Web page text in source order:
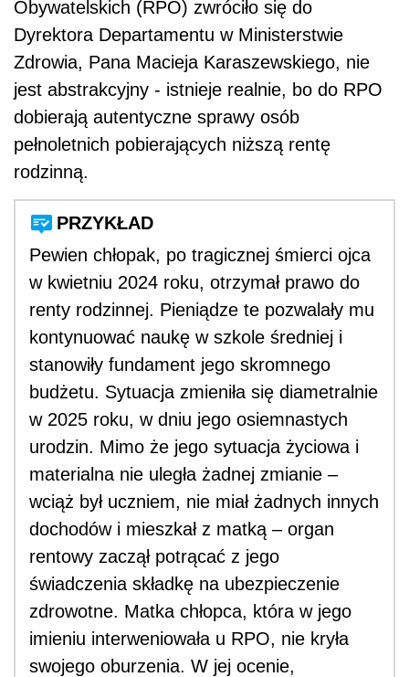
Obywatelskich (RPO) zwróciło się do
Dyrektora Departamentu w Ministerstwie
Zdrowia, Pana Macieja Karaszewskiego, nie
jest abstrakcyjny - istnieje realnie, bo do RPO
dobierają autentyczne sprawy osób
pełnoletnich pobierających niższą rentę
rodzinną.
PRZYKŁAD
Pewien chłopak, po tragicznej śmierci ojca
w kwietniu 2024 roku, otrzymał prawo do
renty rodzinnej. Pieniądze te pozwalały mu
kontynuować naukę w szkole średniej i
stanowiły fundament jego skromnego
budżetu. Sytuacja zmieniła się diametralnie
w 2025 roku, w dniu jego osiemnastych
urodzin. Mimo że jego sytuacja życiowa i
materialna nie uległa żadnej zmianie –
wciąż był uczniem, nie miał żadnych innych
dochodów i mieszkał z matką – organ
rentowy zaczął potrącać z jego
świadczenia składkę na ubezpieczenie
zdrowotne. Matka chłopca, która w jego
imieniu interweniowała u RPO, nie kryła
swojego oburzenia. W jej ocenie,